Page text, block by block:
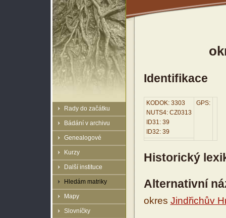
Rady do začátku
Bádání v archivu
Genealogové
Kurzy
Další instituce
Hledám matriky
Mapy
Slovníčky
Identifikace
KODOK: 3303
NUTS4: CZ0313
ID31: 39
ID32: 39
GPS:
Historický
Alternativní
okres Jindřichův